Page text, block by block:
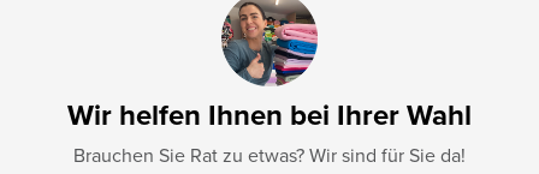
Wir helfen Ihnen bei Ihrer Wahl
Brauchen Sie Rat zu etwas? Wir sind für Sie da!